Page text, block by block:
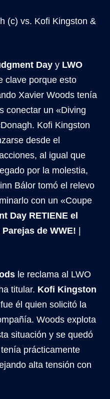
(c) vs. Kofi Kingston &
Day y LWO
clave porque esto
Xavier Woods tenía
conectar un «Diving
Kofi Kingston
desde el
al igual que
por la molestia,
Bálor tomó el relevo
con un «Coupe
Day RETIENE el
de WWE!
le reclama al LWO
titular. Kofi Kingston
él quien solicitó la
Woods explota
situación y se quedó
prácticamente
alta tensión con